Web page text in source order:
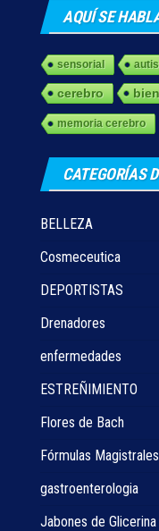
AQUÍ SE
sensorial
cerebro
memoria cerebro
CATEGORÍAS
BELLEZA
Cosmeceutica
DEPORTISTAS
Drenadores
enfermedades
ESTREÑIMIENTO
Flores de Bach
Fórmulas Magistrales
gastroenterologia
Jabones de Glicerina